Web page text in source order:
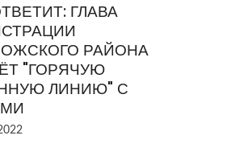
ГЛАВА
РАЙОНА
"ГОРЯЧУЮ
ЛИНИЮ" С